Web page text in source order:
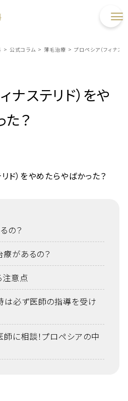
> 公式コラム > 薄毛治療 > プロペシア（フィナス
ナステリド）をや
？
の？
があるの？
注意点
は必ず医師の指導を受け
に相談！プロペシアの中